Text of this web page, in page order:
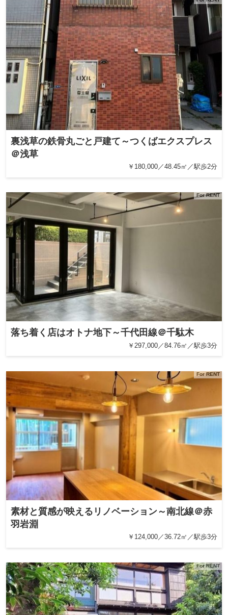
裏浅草の鉄骨丸ごと戸建て～つくばエクスプレス
＠浅草
￥180,000／48.45㎡／駅歩2分
For RENT
落ち着く店はオトナ地下～千代田線＠千駄木
￥297,000／84.76㎡／駅歩3分
For RENT
素材と質感が映えるリノベーション～南北線＠赤
羽岩淵
￥124,000／36.72㎡／駅歩3分
For RENT